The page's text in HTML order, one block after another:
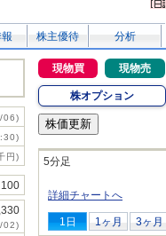
株主優待 分析
06)
円)
100
02)
現物買 現物売
株オプション
5分足
詳細チャートへ
1日 1ヶ月 3ヶ月